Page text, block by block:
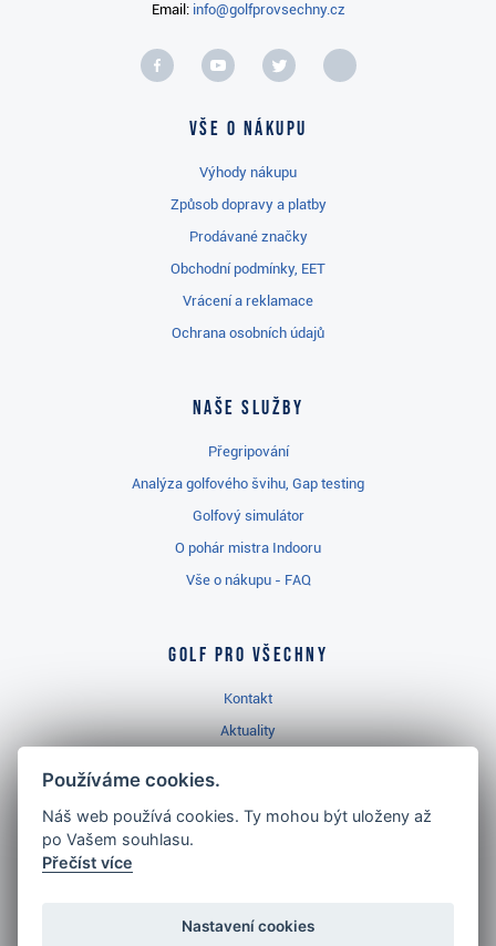
Email: info@golfprovsechny.cz
Vše o nákupu
Výhody nákupu
Způsob dopravy a platby
Prodávané značky
Obchodní podmínky, EET
Vrácení a reklamace
Ochrana osobních údajů
Naše služby
Přegripování
Analýza golfového švihu, Gap testing
Golfový simulátor
O pohár mistra Indooru
Vše o nákupu - FAQ
Golf pro všechny
Kontakt
Aktuality
Golfový slovník
Používáme cookies.
Náš web používá cookies. Ty mohou být uloženy až
po Vašem souhlasu.
Přečíst více
Nastavení cookies